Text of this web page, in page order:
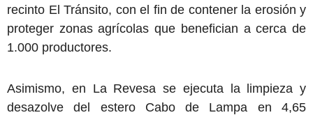
recinto El Tránsito, con el fin de contener la erosión y
proteger zonas agrícolas que benefician a cerca de
1.000 productores.
Asimismo, en La Revesa se ejecuta la limpieza y
desazolve del estero Cabo de Lampa en 4,65